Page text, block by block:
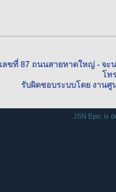
เลขที่ 87 ถนนสายหาดใหญ่ - จ
โท
รับผิดชอบระบบโดย งาน
JSN Epic is